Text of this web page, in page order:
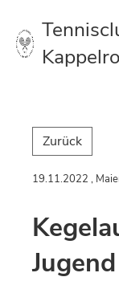
Zurück
19.11.2022 ,
Jugend